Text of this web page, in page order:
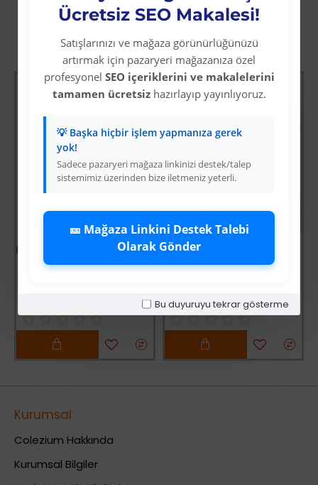
Ücretsiz SEO Makalesi!
Satışlarınızı ve mağaza görünürlüğünüzü
artırmak için pazaryeri mağazanıza özel
profesyonel SEO içeriklerini ve makalelerini
tamamen ücretsizhazırlayıp yayınlıyoruz.
💡 Başka hiçbir işlem yapmanıza gerek
yok!
Sadece pazaryeri mağaza linkinizi destek/talep
sistemimiz üzerinden bize iletmeniz yeterli.
🎫 Mağaza Linkini Destek Talebi
Olarak Gönder
Bu duyuruyu tekrar gösterme
Diğer Kategori Ürünleri
Wolverine: Logan
-69 %
Kurumsal
Colezium Hakkında
Kurumsal Bilgiler